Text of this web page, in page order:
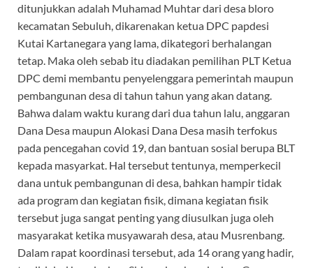
ditunjukkan adalah Muhamad Muhtar dari desa bloro
kecamatan Sebuluh, dikarenakan ketua DPC papdesi
Kutai Kartanegara yang lama, dikategori berhalangan
tetap. Maka oleh sebab itu diadakan pemilihan PLT Ketua
DPC demi membantu penyelenggara pemerintah maupun
pembangunan desa di tahun tahun yang akan datang.
Bahwa dalam waktu kurang dari dua tahun lalu, anggaran
Dana Desa maupun Alokasi Dana Desa masih terfokus
pada pencegahan covid 19, dan bantuan sosial berupa BLT
kepada masyarkat. Hal tersebut tentunya, memperkecil
dana untuk pembangunan di desa, bahkan hampir tidak
ada program dan kegiatan fisik, dimana kegiatan fisik
tersebut juga sangat penting yang diusulkan juga oleh
masyarakat ketika musyawarah desa, atau Musrenbang.
Dalam rapat koordinasi tersebut, ada 14 orang yang hadir,